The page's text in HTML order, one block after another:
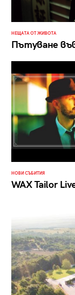
НЕЩАТА ОТ ЖИВОТА
Пътуване
НОВИ СЪБИТИЯ
WAX Tailor